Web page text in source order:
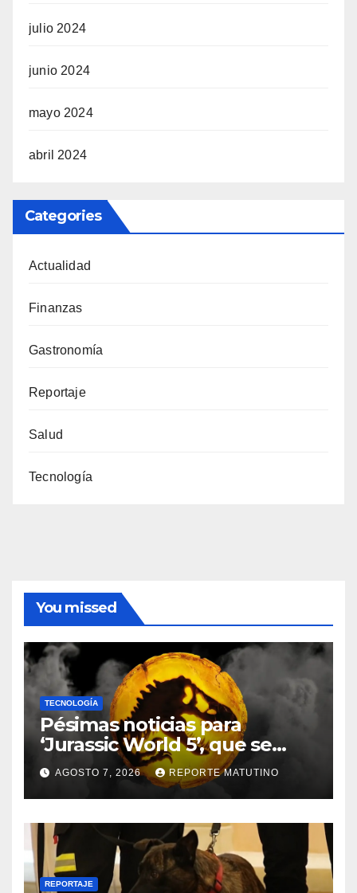
julio 2024
junio 2024
mayo 2024
abril 2024
Categories
Actualidad
Finanzas
Gastronomía
Reportaje
Salud
Tecnología
You missed
TECNOLOGÍA
Pésimas noticias para
‘Jurassic World 5’, que se
queda sin director
AGOSTO 7, 2026 REPORTE MATUTINO
REPORTAJE